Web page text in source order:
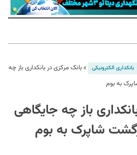
بانکداری الکترونیکی »بانک مرکزی در بانکداری باز چه
به بوم
باز چه جایگاهی
شاپرک به بوم